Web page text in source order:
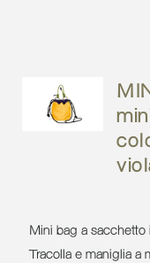
Mini bag a
Tracolla e maniglia a